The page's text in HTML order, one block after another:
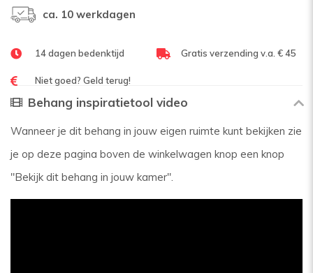
ca. 10 werkdagen
14 dagen bedenktijd Gratis verzending v.a. € 45
Niet goed? Geld terug!
Behang inspiratietool video
Wanneer je dit behang in jouw eigen ruimte kunt bekijken zie
je op deze pagina boven de winkelwagen knop een knop
"Bekijk dit behang in jouw kamer".